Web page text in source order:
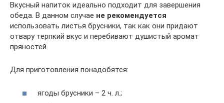
Вкусный напиток идеально подходит для завершения
обеда. В данном случае не рекомендуется
использовать листья брусники, так как они придают
отвару терпкий вкус и перебивают душистый аромат
пряностей.
Для приготовления понадобятся:
ягоды брусники – 2 ч. л.;